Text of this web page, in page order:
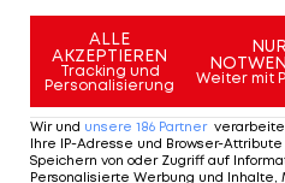
Wir drücken
mehr rein als
— 1. FC Union Berlin
ALLE
AKZEPTIEREN
Tracking und
Personalisierung
NUR
Weiter mit
Wir und unsere 186 Partner
Ihre IP-Adresse und Browser-
Speichern von oder Zugriff auf
Personalisierte Werbung und